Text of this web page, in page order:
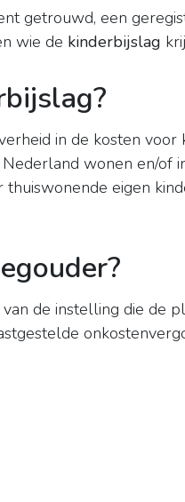
getrouwd, een
wie de kinderbijslag
in de kosten voor
wonen en/of
thuiswonende eigen
de instelling die de